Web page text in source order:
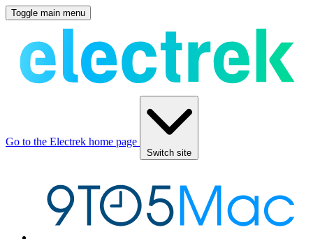
Toggle main menu
Go to the Electrek home page
Switch site